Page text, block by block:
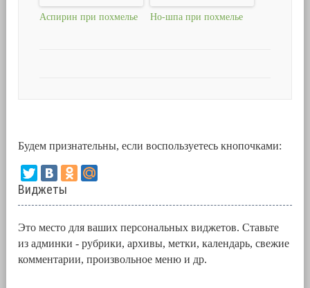
Аспирин при похмелье Но-шпа при похмелье
Будем признательны, если воспользуетесь кнопочками:
Виджеты
Это место для ваших персональных виджетов. Ставьте
из админки - рубрики, архивы, метки, календарь, свежие
комментарии, произвольное меню и др.